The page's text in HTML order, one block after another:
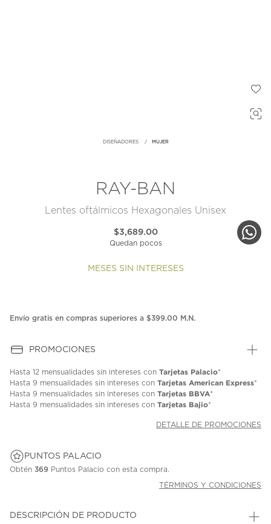
DISEÑADORES MUJER
RAY-BAN
Lentes oftálmicos Hexagonales Unisex
$3,689.00
Quedan pocos
MESES SIN INTERESES
Envío gratis en compras superiores a $399.00 M.N.
PROMOCIONES
Hasta 12 mensualidades sin intereses con Tarjetas Palacio*
Hasta 9 mensualidades sin intereses con Tarjetas American Express*
Hasta 9 mensualidades sin intereses con Tarjetas BBVA*
Hasta 9 mensualidades sin intereses con Tarjetas Bajio*
DETALLE DE PROMOCIONES
PUNTOS PALACIO
Obtén 369 Puntos Palacio con esta compra.
TÉRMINOS Y CONDICIONES
DESCRIPCIÓN DE PRODUCTO